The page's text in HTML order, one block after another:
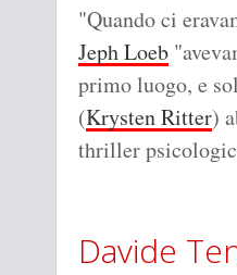
"Quando ci
Jeph Loeb
primo luogo, e
(Krysten Ritter)
thriller
Davide